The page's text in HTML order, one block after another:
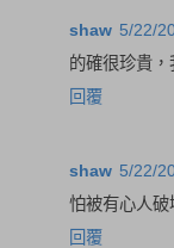
shaw 5/22/
的確很珍貴，
回覆
shaw 5/22/
怕被有心人
回覆